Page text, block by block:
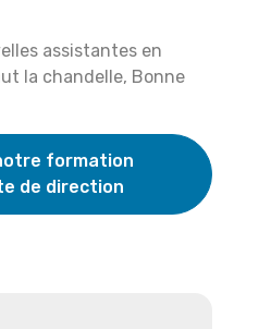
assistantes en
la chandelle, Bonne
formation
de direction